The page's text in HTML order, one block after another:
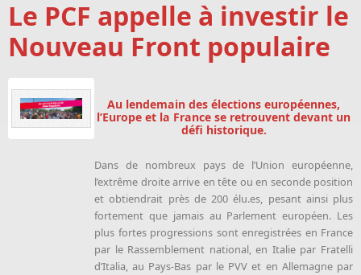
Le PCF appelle à investir le
Nouveau Front populaire
Au lendemain des élections européennes,
l’Europe et la France se retrouvent devant un
défi historique.
Dans de nombreux pays de l’Union européenne,
l’extrême droite arrive en tête ou en seconde position
et obtiendrait près de 200 élu.es, pesant ainsi plus
fortement que jamais au Parlement européen. Les
plus fortes progressions sont enregistrées en France
par le Rassemblement national, en Italie par Fratelli
d’Italia, au Pays-Bas par le PVV et en Allemagne par